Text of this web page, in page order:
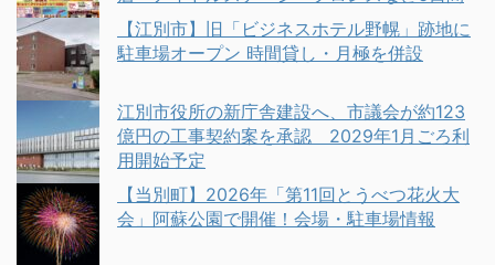
【江別市】旧「ビジネスホテル野幌」跡地に
駐車場オープン 時間貸し・月極を併設
江別市役所の新庁舎建設へ、市議会が約123
億円の工事契約案を承認 2029年1月ごろ利
用開始予定
【当別町】2026年「第11回とうべつ花火大
会」阿蘇公園で開催！会場・駐車場情報